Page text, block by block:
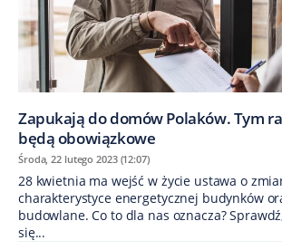
Zapukają do domów Polaków. Tym
będą obowiązkowe
Środa, 22 lutego 2023 (12:07)
28 kwietnia ma wejść w życie ustawa o
charakterystyce energetycznej budynków
budowlane. Co to dla nas oznacza?
się...